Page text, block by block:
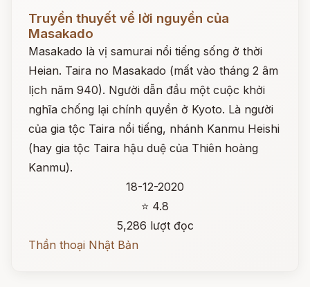
Đọc ngay
Truyền thuyết về lời nguyền của
Masakado
Masakado là vị samurai nổi tiếng sống ở thời
Heian. Taira no Masakado (mất vào tháng 2 âm
lịch năm 940). Người dẫn đầu một cuộc khởi
nghĩa chống lại chính quyền ở Kyoto. Là người
của gia tộc Taira nổi tiếng, nhánh Kanmu Heishi
(hay gia tộc Taira hậu duệ của Thiên hoàng
Kanmu).
18-12-2020
⭐ 4.8
5,286 lượt đọc
Thần thoại Nhật Bản